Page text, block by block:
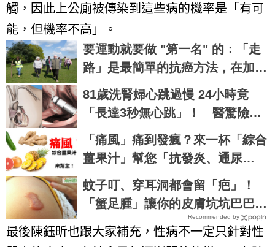
觸，因此上公廁被傳染到這些病的機率是「有可
能，但機率不高」。
要運動就要做 "第一名" 的：「走
路」是最簡單的抗癌方法，在加
「一個動作」效果倍增！
81歲洗腎婦心跳過慢 24小時竟
「長達3秒無心跳」！ 醫驚險裝
新型節律器
「痛風」痛到發瘋？來一杯「綜合
薑果汁」幫您「抗發炎、通尿
酸」！｜每日健康Health
蚊子叮、穿耳洞都會留「疤」！
「蟹足腫」讓你的皮膚坑坑巴巴，
快學這8 種天然療法，讓你皮膚不
NG
Recommended by
最後陳鈺昕也跟大家補充，性病不一定只針對性